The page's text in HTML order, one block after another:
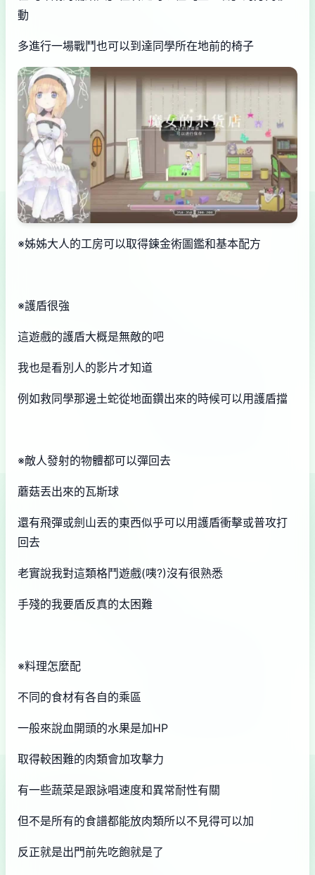
動
多進行一場戰鬥也可以到達同學所在地前的椅子
※姊姊大人的工房可以取得鍊金術圖鑑和基本配方
※護盾很強
這遊戲的護盾大概是無敵的吧
我也是看別人的影片才知道
例如救同學那邊土蛇從地面鑽出來的時候可以用護盾擋
※敵人發射的物體都可以彈回去
蘑菇丟出來的瓦斯球
還有飛彈或劍山丟的東西似乎可以用護盾衝擊或普攻打
回去
老實說我對這類格鬥遊戲(咦?)沒有很熟悉
手殘的我要盾反真的太困難
※料理怎麼配
不同的食材有各自的乘區
一般來說血開頭的水果是加HP
取得較困難的肉類會加攻擊力
有一些蔬菜是跟詠唱速度和異常耐性有關
但不是所有的食譜都能放肉類所以不見得可以加
反正就是出門前先吃飽就是了